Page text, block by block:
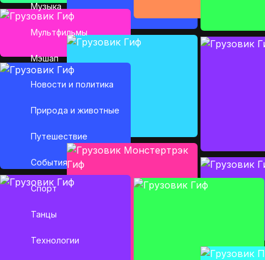
Музыка
Мультфильмы
Мэшап
Новости и политика
Природа и животные
Путешествие
События
Спорт
Танцы
Технологии